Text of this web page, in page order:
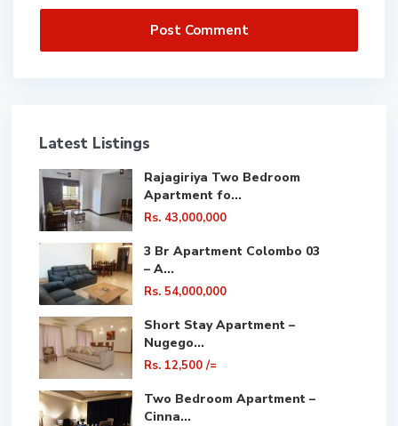
Latest Listings
Rajagiriya Two Bedroom
Apartment fo...
Rs. 43,000,000
3 Br Apartment Colombo 03
– A...
Rs. 54,000,000
Short Stay Apartment –
Nugego...
Rs. 12,500/=
Two Bedroom Apartment –
Cinna...